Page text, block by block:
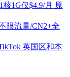
1G仅$4.9/月 原
限流量/CN2+全
英国区和本